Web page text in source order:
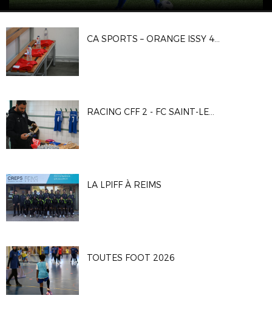
CA SPORTS – ORANGE ISSY 4 1-4
RACING CFF 2 - FC SAINT-LEU 95
LA LPIFF À REIMS
TOUTES FOOT 2026